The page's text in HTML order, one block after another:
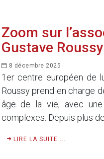
Zoom sur
Gustave Roussy
8 décembre 2025
1er centre européen de
Roussy prend en charge
âge de la vie, avec
complexes. Depuis plus
LIRE LA SUITE ...